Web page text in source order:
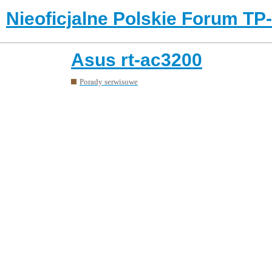
Nieoficjalne Polskie Forum
Asus rt-ac3200
Porady serwisowe